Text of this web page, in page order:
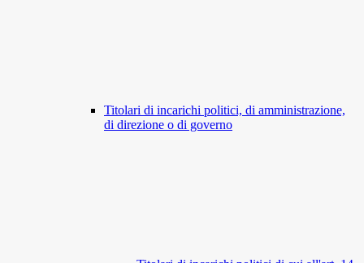
Titolari di incarichi politici, di amministrazione,
di direzione o di governo